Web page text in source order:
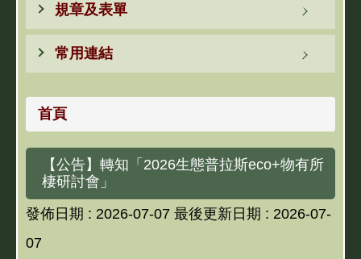
規章及表單
常用連結
首頁
【公告】轉知「2026生態普拉斯eco+物有所
棲研討會」
發佈日期 : 2026-07-07 最後更新日期 : 2026-07-
07